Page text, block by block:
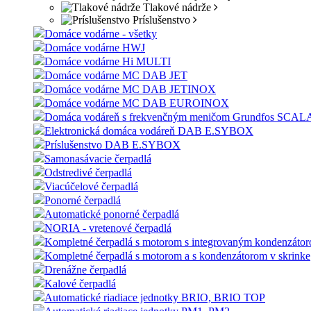
Tlakové nádrže
Príslušenstvo
Domáce vodárne - všetky
Domáce vodárne HWJ
Domáce vodárne Hi MULTI
Domáce vodárne MC DAB JET
Domáce vodárne MC DAB JETINOX
Domáce vodárne MC DAB EUROINOX
Domáca vodáreň s frekvenčným meničom Grundfos
Elektronická domáca vodáreň DAB E.SYBOX
Príslušenstvo DAB E.SYBOX
Samonasávacie čerpadlá
Odstredivé čerpadlá
Viacúčelové čerpadlá
Ponorné čerpadlá
Automatické ponorné čerpadlá
NORIA - vretenové čerpadlá
Kompletné čerpadlá s motorom s integrovaným
Kompletné čerpadlá s motorom a s kondenzátorom v skrinke
Drenážne čerpadlá
Kalové čerpadlá
Automatické riadiace jednotky BRIO, BRIO TOP